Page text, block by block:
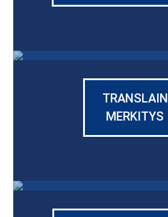
TRANSLAIN
MERKITYS